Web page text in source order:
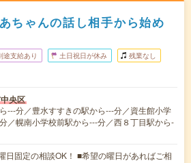
ゃんの話し相手から始め
途支給あり 土日祝日が休み 残業なし
央区
---分／豊水すすきの駅から---分／資生館小学
／幌南小学校前駅から---分／西８丁目駅から-
日固定の相談OK！ ■希望の曜日があればご相